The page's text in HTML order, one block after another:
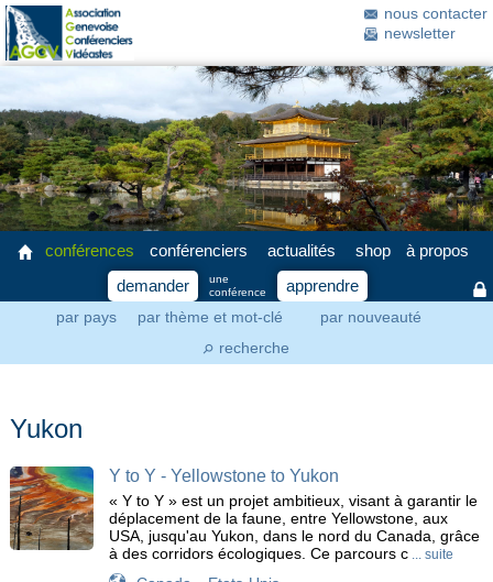
nous contacter
newsletter
conférences
par pays par thème et mot-clé par nouveauté
⚲ recherche
conférenciers actualités shop
à propos
demander
une
conférence
apprendre
Yukon
Y to Y - Yellowstone to Yukon
« Y to Y » est un projet ambitieux, visant à garantir le
déplacement de la faune, entre Yellowstone, aux
USA, jusqu'au Yukon, dans le nord du Canada, grâce
à des corridors écologiques. Ce parcours c... suite